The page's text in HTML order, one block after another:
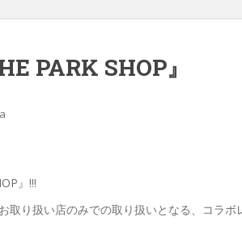
PARK SHOP』
』!!!
取り扱い店のみでの取り扱いとなる、コラボ